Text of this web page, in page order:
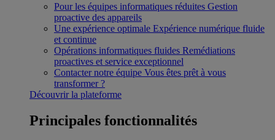
Pour les équipes informatiques réduites Gestion
proactive des appareils
Une expérience optimale Expérience numérique fluide
et continue
Opérations informatiques fluides Remédiations
proactives et service exceptionnel
Contacter notre équipe Vous êtes prêt à vous
transformer ?
Découvrir la plateforme
Principales fonctionnalités